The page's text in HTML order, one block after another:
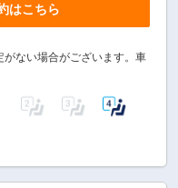
はこちら
ない場合がございます。車